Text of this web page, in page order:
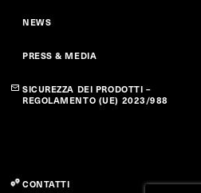
NEWS
PRESS & MEDIA
SICUREZZA DEI PRODOTTI –
REGOLAMENTO (UE) 2023/988
CONTATTI